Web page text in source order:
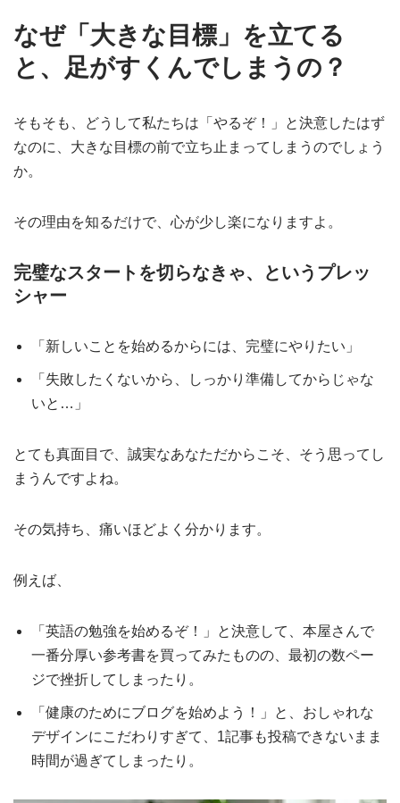
なぜ「大きな目標」を立てる
と、足がすくんでしまうの？
そもそも、どうして私たちは「やるぞ！」と決意したはず
なのに、大きな目標の前で立ち止まってしまうのでしょう
か。
その理由を知るだけで、心が少し楽になりますよ。
完璧なスタートを切らなきゃ、というプレッ
シャー
「新しいことを始めるからには、完璧にやりたい」
「失敗したくないから、しっかり準備してからじゃな
いと…」
とても真面目で、誠実なあなただからこそ、そう思ってし
まうんですよね。
その気持ち、痛いほどよく分かります。
例えば、
「英語の勉強を始めるぞ！」と決意して、本屋さんで
一番分厚い参考書を買ってみたものの、最初の数ペー
ジで挫折してしまったり。
「健康のためにブログを始めよう！」と、おしゃれな
デザインにこだわりすぎて、1記事も投稿できないまま
時間が過ぎてしまったり。